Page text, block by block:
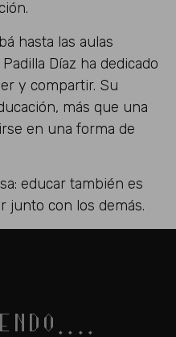
hasta las aulas
Díaz ha dedicado
y compartir. Su
más que una
en una forma de
educar también es
junto con los demás.